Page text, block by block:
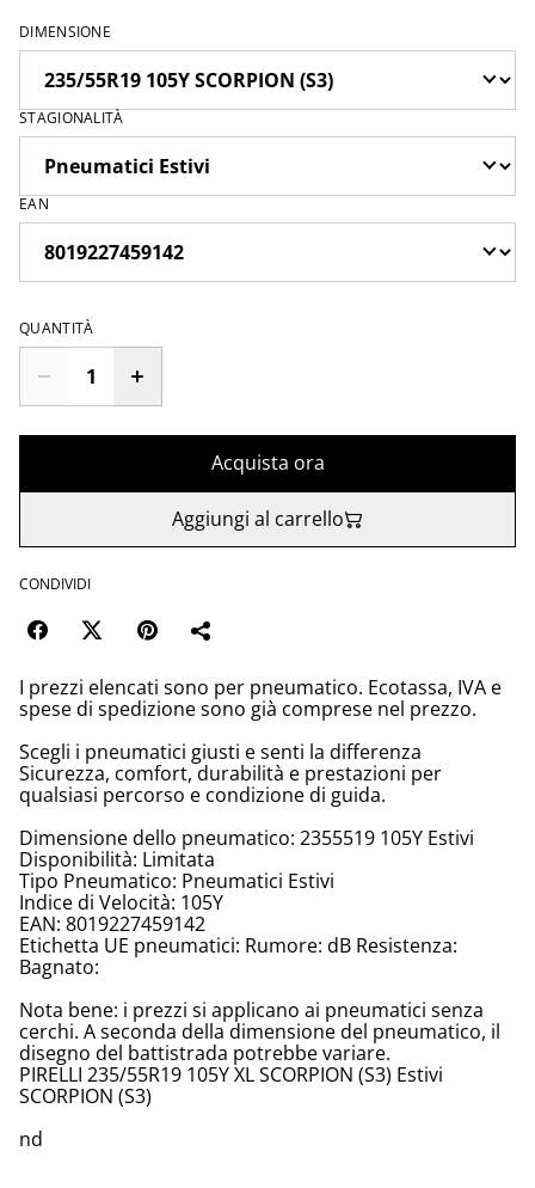
DIMENSIONE
STAGIONALITÀ
EAN
QUANTITÀ
Acquista ora
Aggiungi al carrello
CONDIVIDI
I prezzi elencati sono per pneumatico. Ecotassa, IVA e
spese di spedizione sono già comprese nel prezzo.
Scegli i pneumatici giusti e senti la differenza
Sicurezza, comfort, durabilità e prestazioni per
qualsiasi percorso e condizione di guida.
Dimensione dello pneumatico: 2355519 105Y Estivi
Disponibilità: Limitata
Tipo Pneumatico: Pneumatici Estivi
Indice di Velocità: 105Y
EAN: 8019227459142
Etichetta UE pneumatici: Rumore: dB Resistenza:
Bagnato:
Nota bene: i prezzi si applicano ai pneumatici senza
cerchi. A seconda della dimensione del pneumatico, il
disegno del battistrada potrebbe variare.
PIRELLI 235/55R19 105Y XL SCORPION (S3) Estivi
SCORPION (S3)
nd